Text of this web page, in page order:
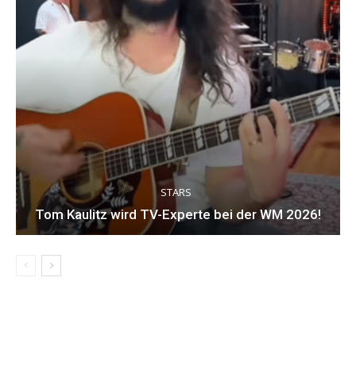
STARS
Tom Kaulitz wird TV-Experte bei der WM 2026!